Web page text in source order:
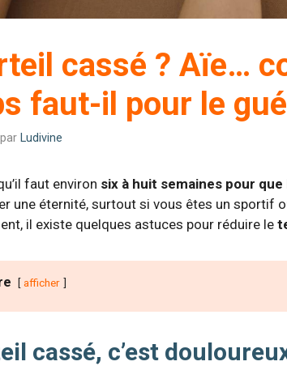
cassé ? Aïe…
faut-il pour le
par Ludivine
faut environ six à huit semaines pour
une éternité, surtout si vous êtes un sportif
il existe quelques astuces pour réduire le
afficher
cassé, c’est